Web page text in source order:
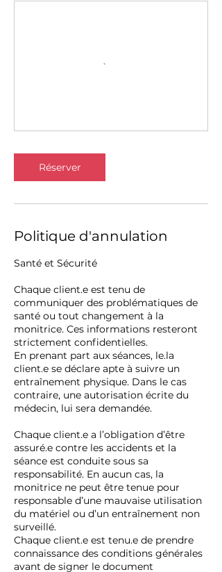
Réserver
Politique d'annulation
Santé et Sécurité
Chaque client.e est tenu de
communiquer des problématiques de
santé ou tout changement à la
monitrice. Ces informations resteront
strictement confidentielles.
En prenant part aux séances, le.la
client.e se déclare apte à suivre un
entraînement physique. Dans le cas
contraire, une autorisation écrite du
médecin, lui sera demandée.
Chaque client.e a l’obligation d’être
assuré.e contre les accidents et la
séance est conduite sous sa
responsabilité. En aucun cas, la
monitrice ne peut être tenue pour
responsable d’une mauvaise utilisation
du matériel ou d’un entraînement non
surveillé.
Chaque client.e est tenu.e de prendre
connaissance des conditions générales
avant de signer le document